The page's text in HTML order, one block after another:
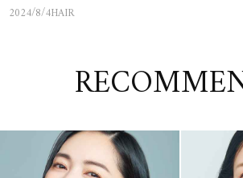
2024/8/4HAIR